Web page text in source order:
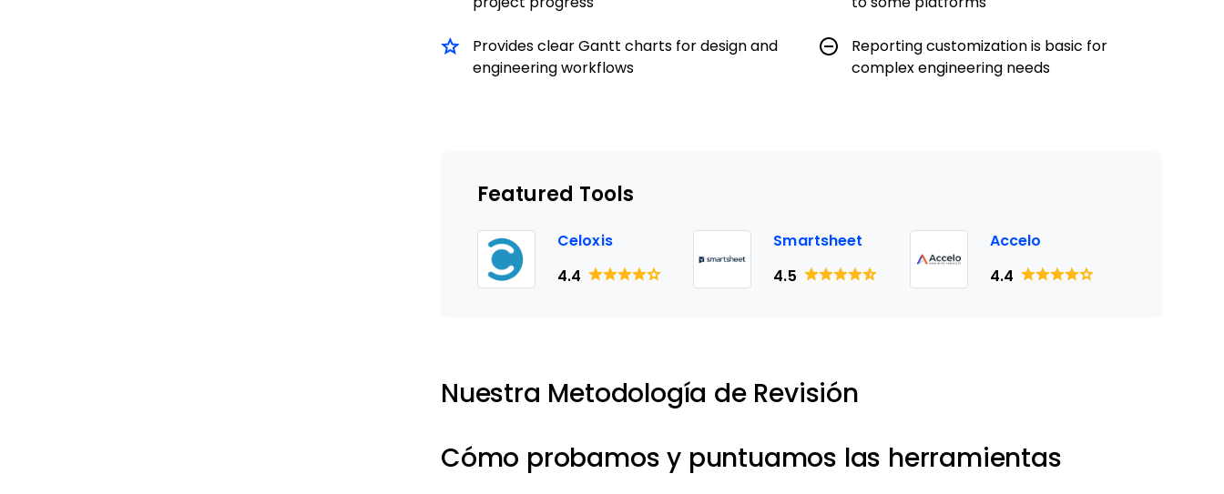
Provides clear Gantt charts for design and
engineering workflows
Reporting customization is basic for
complex engineering needs
Featured Tools
Celoxis
4.4
Smartsheet
4.5
Accelo
4.4
Nuestra Metodología de Revisión
Cómo probamos y puntuamos las herramientas